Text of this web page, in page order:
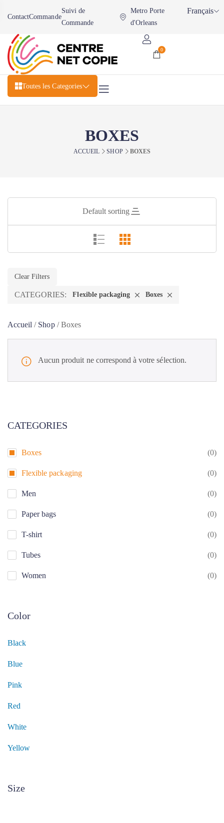
ContactCommande
Suivi de
Commande
Metro Porte
d'Orleans
Français
0
Toutes les Categories
BOXES
ACCUEIL SHOP BOXES
Default sorting
Clear Filters
CATEGORIES: Flexible packaging Boxes
CATEGORIES
Boxes (0)
Flexible packaging (0)
Men (0)
Paper bags (0)
T-shirt (0)
Tubes (0)
Women (0)
Color
Black
Blue
Pink
Red
White
Yellow
Size
Accueil / Shop/Boxes
Aucun produit ne correspond à votre sélection.